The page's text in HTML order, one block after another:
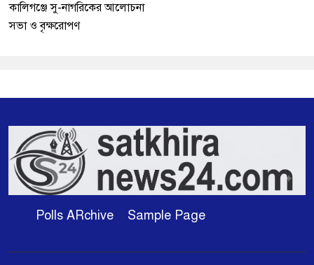
কালিগঞ্জে সু-নাগরিকের আলোচনা
সভা ও বৃক্ষরোপণ
Polls ARchive Sample Page